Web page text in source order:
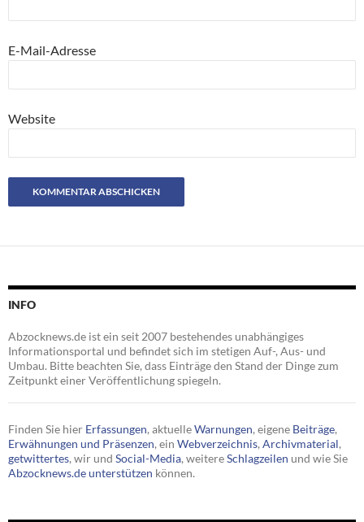
E-Mail-Adresse
Website
INFO
Abzocknews.de ist ein seit 2007 bestehendes unabhängiges
Informationsportal und befindet sich im stetigen Auf-, Aus- und
Umbau. Bitte beachten Sie, dass Einträge den Stand der Dinge zum
Zeitpunkt einer Veröffentlichung spiegeln.
Finden Sie hier Erfassungen, aktuelleWarnungen, eigene Beiträge,
Erwähnungen und Präsenzen, ein Webverzeichnis, Archivmaterial,
getwittertes, wir und Social-Media, weitereSchlagzeilen und wie Sie
Abzocknews.de unterstützen können.